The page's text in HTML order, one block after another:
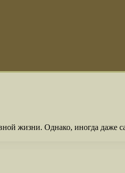
жизни. Однако, иногда даже